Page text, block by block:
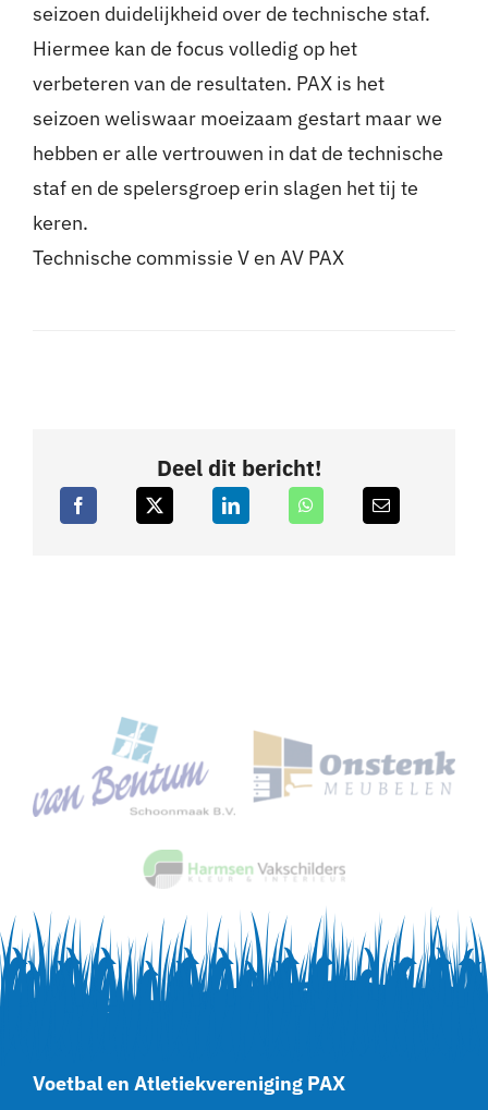
seizoen duidelijkheid over de technische staf.
Hiermee kan de focus volledig op het
verbeteren van de resultaten. PAX is het
seizoen weliswaar moeizaam gestart maar we
hebben er alle vertrouwen in dat de technische
staf en de spelersgroep erin slagen het tij te
keren.
Technische commissie V en AV PAX
Deel dit bericht!
Voetbal en Atletiekvereniging PAX